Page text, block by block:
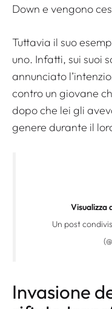
Down e vengono
Tuttavia il suo
uno. Infatti, sui suoi
annunciato
contro un giovane
dopo che lei gli
genere durante il
Visualizza
Un post
Invasione